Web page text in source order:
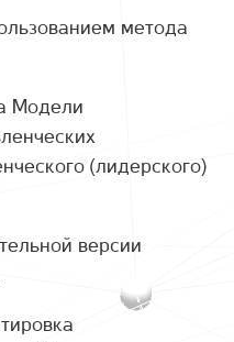
метода
Модели
(лидерского)
версии